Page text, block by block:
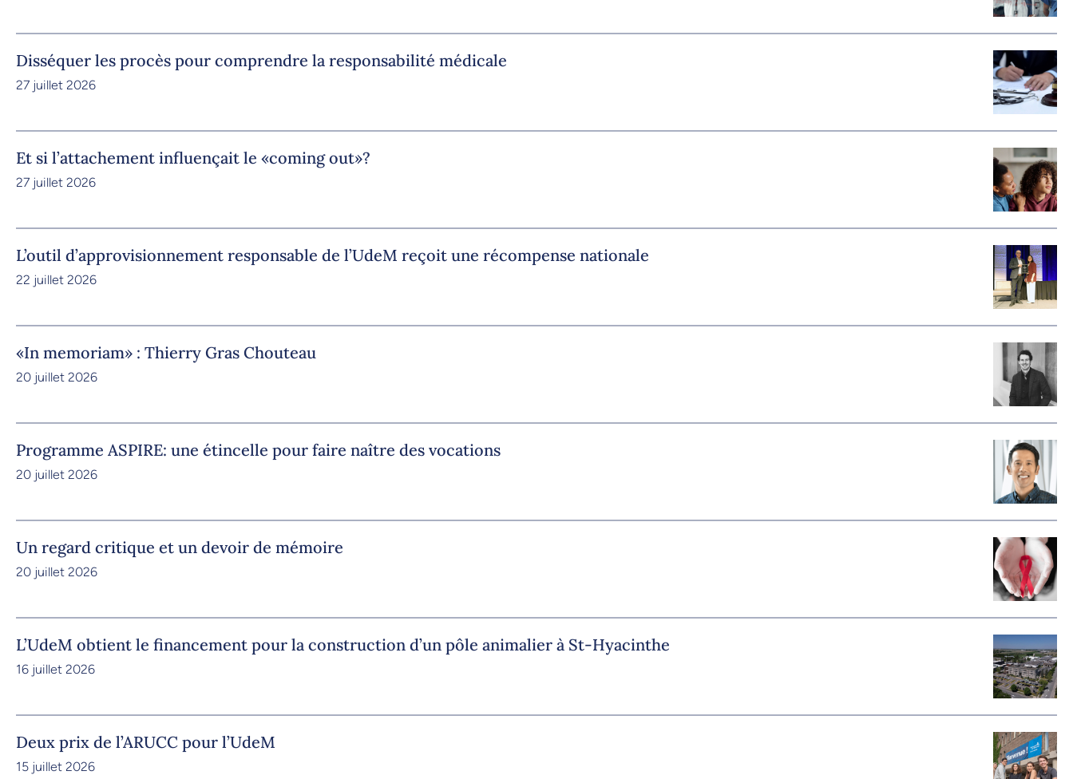
Disséquer les procès pour comprendre la responsabilité médicale
27 juillet 2026
Et si l’attachement influençait le «coming out»?
27 juillet 2026
L’outil d’approvisionnement responsable de l’UdeM reçoit une récompense nationale
22 juillet 2026
«In memoriam» : Thierry Gras Chouteau
20 juillet 2026
Programme ASPIRE: une étincelle pour faire naître des vocations
20 juillet 2026
Un regard critique et un devoir de mémoire
20 juillet 2026
L’UdeM obtient le financement pour la construction d’un pôle animalier à St-Hyacinthe
16 juillet 2026
Deux prix de l’ARUCC pour l’UdeM
15 juillet 2026